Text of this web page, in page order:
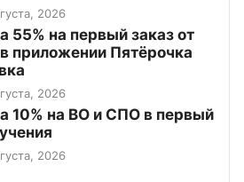
2026
55% на первый заказ от
приложении Пятёрочка
2026
10% на ВО и СПО в первый
2026